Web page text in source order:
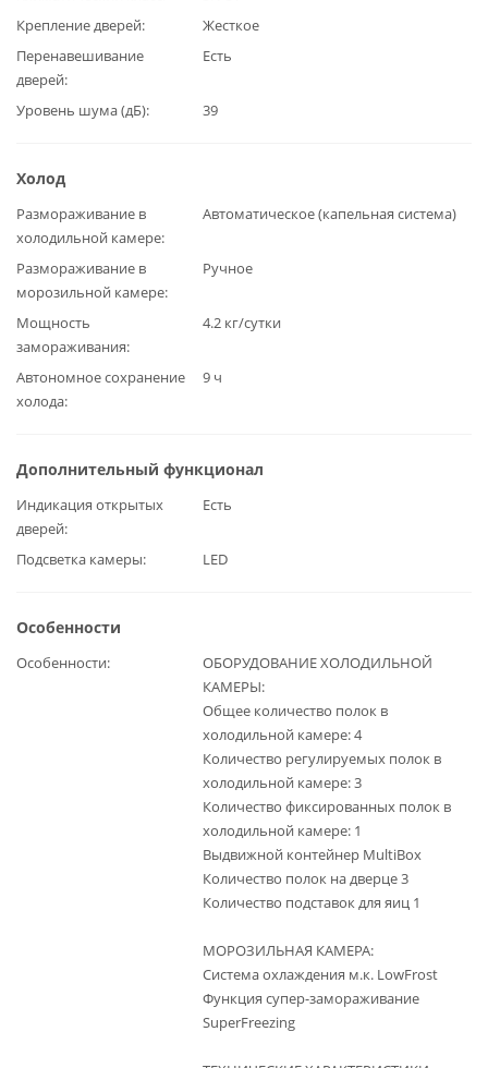
Крепление дверей
Жесткое
Перенавешивание
дверей
Есть
Уровень шума (дБ) 39
Холод
Размораживание в
холодильной камере
Автоматическое (капельная система)
Размораживание в
морозильной камере
Ручное
Мощность
замораживания
4.2 кг/сутки
Автономное сохранение
холода
9 ч
Дополнительный функционал
Индикация открытых
дверей
Есть
Подсветка камеры LED
Особенности
Особенности
ОБОРУДОВАНИЕ ХОЛОДИЛЬНОЙ
КАМЕРЫ:
Общее количество полок в
холодильной камере: 4
Количество регулируемых полок в
холодильной камере: 3
Количество фиксированных полок в
холодильной камере: 1
Выдвижной контейнер MultiBox
Количество полок на дверце 3
Количество подставок для яиц 1
МОРОЗИЛЬНАЯ КАМЕРА:
Система охлаждения м.к. LowFrost
Функция супер-замораживание
SuperFreezing